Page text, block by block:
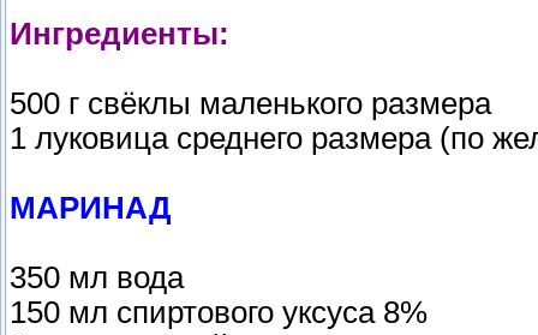
Ингредиенты:
500 г свёклы маленького размера
1 луковица среднего размера (по
МАРИНАД
350 мл вода
150 мл спиртового уксуса 8%